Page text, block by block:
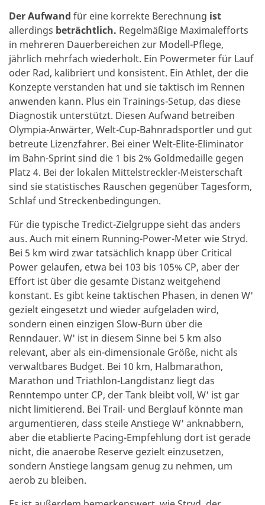
Der Aufwand für eine korrekte Berechnung ist
allerdings beträchtlich. Regelmäßige Maximalefforts
in mehreren Dauerbereichen zur Modell-Pflege,
jährlich mehrfach wiederholt. Ein Powermeter für Lauf
oder Rad, kalibriert und konsistent. Ein Athlet, der die
Konzepte verstanden hat und sie taktisch im Rennen
anwenden kann. Plus ein Trainings-Setup, das diese
Diagnostik unterstützt. Diesen Aufwand betreiben
Olympia-Anwärter, Welt-Cup-Bahnradsportler und gut
betreute Lizenzfahrer. Bei einer Welt-Elite-Eliminator
im Bahn-Sprint sind die 1 bis 2% Goldmedaille gegen
Platz 4. Bei der lokalen Mittelstreckler-Meisterschaft
sind sie statistisches Rauschen gegenüber Tagesform,
Schlaf und Streckenbedingungen.
Für die typische Tredict-Zielgruppe sieht das anders
aus. Auch mit einem Running-Power-Meter wie Stryd.
Bei 5 km wird zwar tatsächlich knapp über Critical
Power gelaufen, etwa bei 103 bis 105% CP, aber der
Effort ist über die gesamte Distanz weitgehend
konstant. Es gibt keine taktischen Phasen, in denen W'
gezielt eingesetzt und wieder aufgeladen wird,
sondern einen einzigen Slow-Burn über die
Renndauer. W' ist in diesem Sinne bei 5 km also
relevant, aber als ein-dimensionale Größe, nicht als
verwaltbares Budget. Bei 10 km, Halbmarathon,
Marathon und Triathlon-Langdistanz liegt das
Renntempo unter CP, der Tank bleibt voll, W' ist gar
nicht limitierend. Bei Trail- und Berglauf könnte man
argumentieren, dass steile Anstiege W' anknabbern,
aber die etablierte Pacing-Empfehlung dort ist gerade
nicht, die anaerobe Reserve gezielt einzusetzen,
sondern Anstiege langsam genug zu nehmen, um
aerob zu bleiben.